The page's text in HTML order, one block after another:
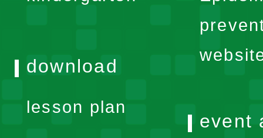
download
lesson plan
event